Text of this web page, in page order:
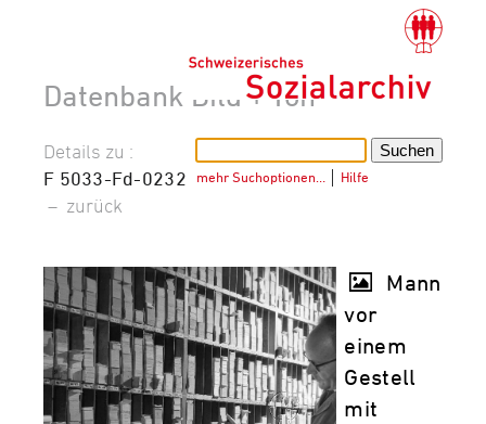
Datenbank Bild + Ton
mehr Suchoptionen… Hilfe
Details zu :
F 5033-Fd-0232
– zurück
Mann
vor
einem
Gestell
mit